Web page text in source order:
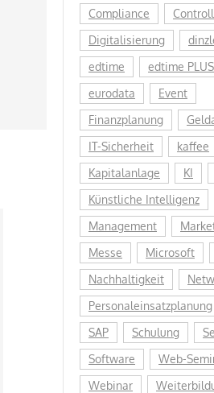
Compliance
Digitalisierung
edtime
edtime PLUS
eurodata
Event
Finanzplanung
IT-Sicherheit
kaffee
Kapitalanlage
KI
Künstliche Intelligenz
Management
Messe
Microsoft
Nachhaltigkeit
Personaleinsatzplanung
SAP
Schulung
Software
Web-
Webinar